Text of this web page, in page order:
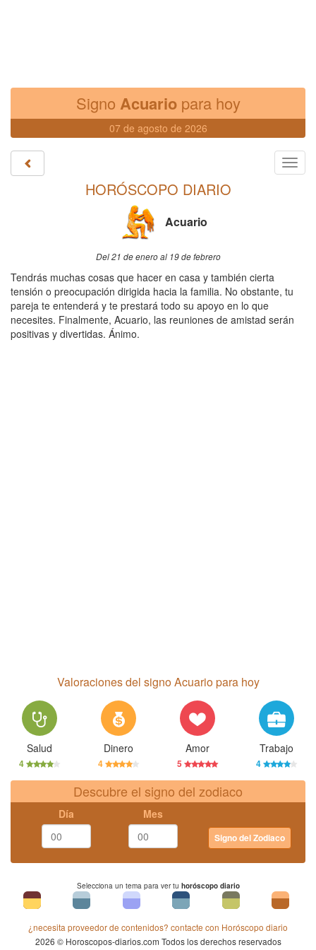
Signo Acuariopara hoy
07 de agosto de 2026
HORÓSCOPO DIARIO
Acuario
Del 21 de enero al 19 de febrero
Tendrás muchas cosas que hacer en casa y también cierta
tensión o preocupación dirigida hacia la familia. No obstante, tu
pareja te entenderá y te prestará todo su apoyo en lo que
necesites. Finalmente, Acuario, las reuniones de amistad serán
positivas y divertidas. Ánimo.
Valoraciones del signo Acuario para hoy
Salud
4
Dinero
4
Amor
5
Trabajo
4
Descubre el signo del zodiaco
Día Mes
Signo del Zodiaco
Selecciona un tema para ver tu horóscopo diario
¿necesita proveedor de contenidos? contacte con Horóscopo diario
2026 © Horoscopos-diarios.com Todos los derechos reservados